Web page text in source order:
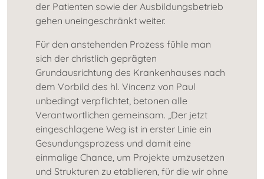
der Patienten sowie der Ausbildungsbetrieb
gehen uneingeschränkt weiter.
Für den anstehenden Prozess fühle man
sich der christlich geprägten
Grundausrichtung des Krankenhauses nach
dem Vorbild des hl. Vincenz von Paul
unbedingt verpflichtet, betonen alle
Verantwortlichen gemeinsam. „Der jetzt
eingeschlagene Weg ist in erster Linie ein
Gesundungsprozess und damit eine
einmalige Chance, um Projekte umzusetzen
und Strukturen zu etablieren, für die wir ohne